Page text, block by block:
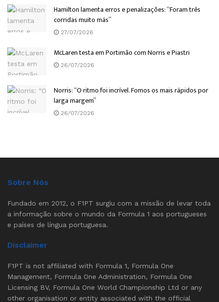
Hamilton lamenta erros e penalizações: “Foram três
corridas muito más”
27/07/2026
McLaren testa em Portimão com Norris e Piastri
26/07/2026
Norris: “O ritmo foi incrível. Fomos os mais rápidos por
larga margem”
26/07/2026
Sobre Nós
Fundado em 2012, o F1PT surgiu com a missão de levar toda
a informação sobre o mundo da Formula 1 aos portugueses
e países de língua portuguesa.
Disclaimer
F1PT is not affiliated with Formula 1, Formula One
Management, Formula One Administration, Formula One
Licensing BV, Formula One World Championship Ltd or any
other organisation or entity associated with the official